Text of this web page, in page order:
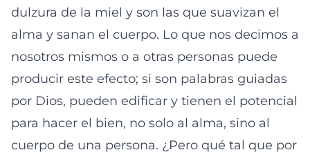
dulzura de la miel y son las que suavizan el
alma y sanan el cuerpo. Lo que nos decimos a
nosotros mismos o a otras personas puede
producir este efecto; si son palabras guiadas
por Dios, pueden edificar y tienen el potencial
para hacer el bien, no solo al alma, sino al
cuerpo de una persona. ¿Pero qué tal que por